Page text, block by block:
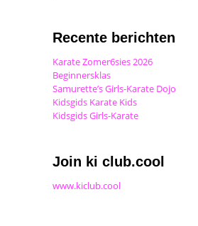
Recente berichten
Karate Zomer6sies 2026
Beginnersklas
Samurette’s Girls-Karate Dojo
Kidsgids Karate Kids
Kidsgids Girls-Karate
Join ki club.cool
www.kiclub.cool